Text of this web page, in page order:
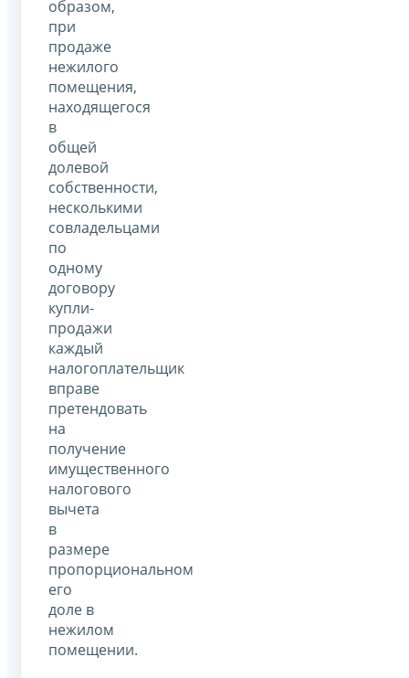
образом,
при
продаже
нежилого
помещения,
находящегося
в
общей
долевой
собственности,
несколькими
совладельцами
по
одному
договору
купли-
продажи
каждый
налогоплательщик
вправе
претендовать
на
получение
имущественного
налогового
вычета
в
размере
пропорциональном
его
доле в
нежилом
помещении.